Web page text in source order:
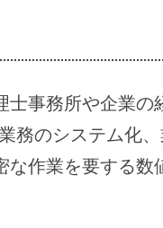
士事務所や企業の
務のシステム化
な作業を要する数